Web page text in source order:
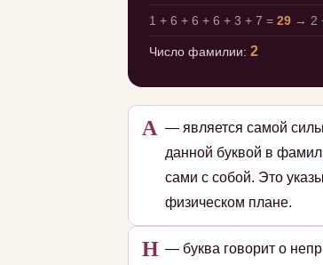
1 + 6 + 6 + 6 + 3 + 7 = 29 → 2
Число фамилии: 2
А — является самой
данной буквой в
сами с собой. Это
физическом плане.
Н — буква говорит о